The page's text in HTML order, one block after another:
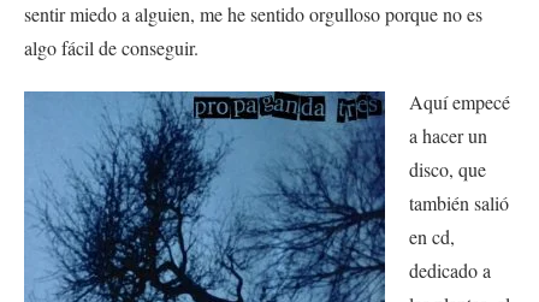
sentir miedo a alguien, me he sentido orgulloso porque no es
algo fácil de conseguir.
Aquí empecé
a hacer un
disco, que
también salió
en cd,
dedicado a